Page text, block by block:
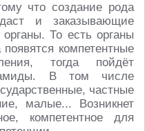
что создание рода
и заказывающие
То есть органы
компетентные
тогда пойдёт
В том числе
частные
малые... Возникнет
компетентное для